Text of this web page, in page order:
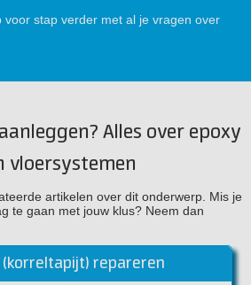
voor stap verder met al je vragen over
Alles over epoxy
vloersystemen
artikelen over dit onderwerp. Mis je
te gaan met jouw klus? Neem dan
(korreltapijt) repareren